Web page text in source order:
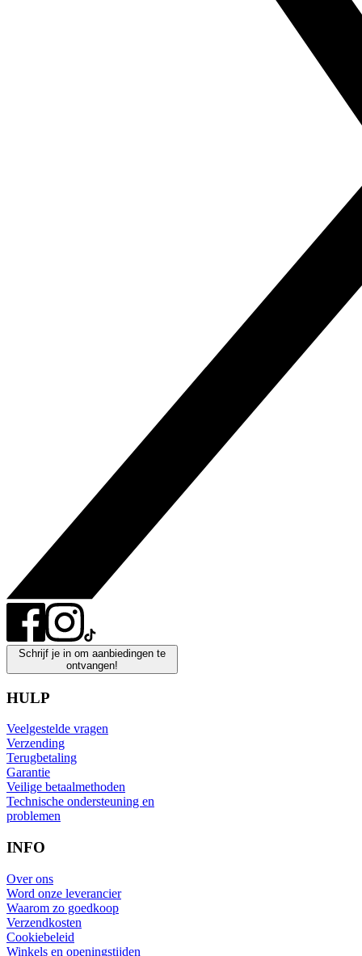
Schrijf je in om aanbiedingen te
ontvangen!
HULP
Veelgestelde vragen
Verzending
Terugbetaling
Garantie
Veilige betaalmethoden
Technische ondersteuning en
problemen
INFO
Over ons
Word onze leverancier
Waarom zo goedkoop
Verzendkosten
Cookiebeleid
Winkels en openingstijden